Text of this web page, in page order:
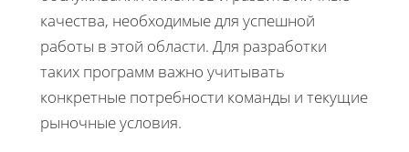
качества, необходимые для успешной
работы в этой области. Для разработки
таких программ важно учитывать
конкретные потребности команды и текущие
рыночные условия.